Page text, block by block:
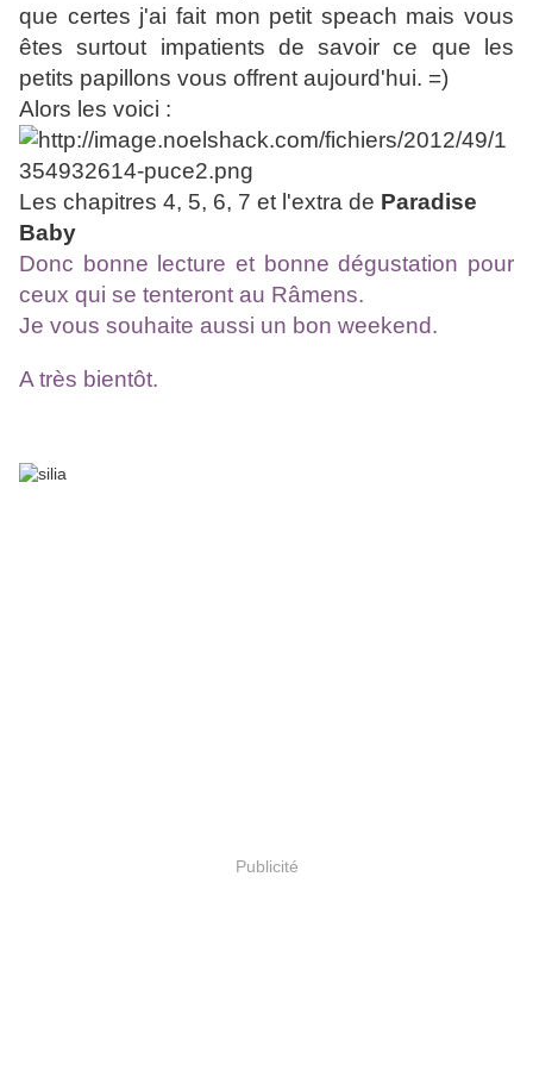
que certes j'ai fait mon petit speach mais vous
êtes surtout impatients de savoir ce que les
petits papillons vous offrent aujourd'hui. =)
Alors les voici :
Les chapitres 4, 5, 6, 7 et l'extra de Paradise
Baby
Donc bonne lecture et bonnedégustation pour
ceux qui se tenteront au Râmens.
Je vous souhaite aussi un bon weekend.
A très bientôt.
Publicité